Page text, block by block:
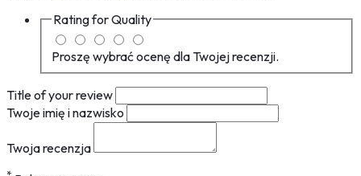
Rating forQuality
Proszę wybrać ocenę dla Twojej recenzji.
Title of your review
Twoje imię i nazwisko
Twoja recenzja